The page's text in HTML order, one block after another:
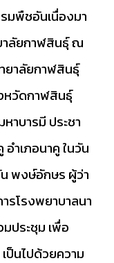
มพืชอันเนื่องมา
าลัยกาฬสินธุ์ ณ
ยาลัยกาฬสินธุ์
หวัดกาฬสินธุ์
าบารมี ประชา
ำเภอนาคู ในวัน
พงษ์อักษร ผู้ว่า
รโรงพยาบาลนา
ประชุม เพื่อ
ป็นไปด้วยความ